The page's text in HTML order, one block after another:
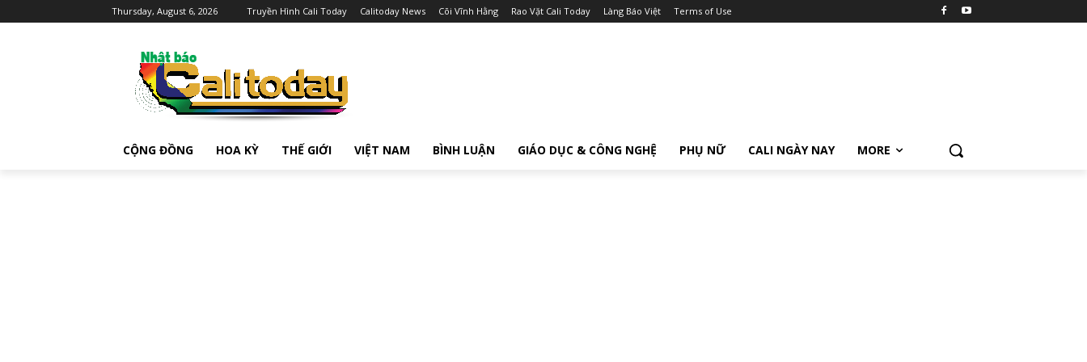
Thursday, August 6, 2026 Truyền Hình Cali Today Calitoday News Cõi Vĩnh Hằng Rao Vặt Cali Today Làng Báo Việt Terms of Use
CỘNG ĐỒNG HOA KỲ THẾ GIỚI VIỆT NAM BÌNH LUẬN GIÁO DỤC & CÔNG NGHỆ PHỤ NỮ CALI NGÀY NAY MORE